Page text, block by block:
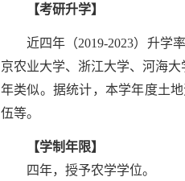
【考研升学】
近四年（2019-2023）升学
京农业大学、浙江大学、河海
年类似。据统计，本学年度土
伍等。
【学制年限】
四年，授予农学学位。